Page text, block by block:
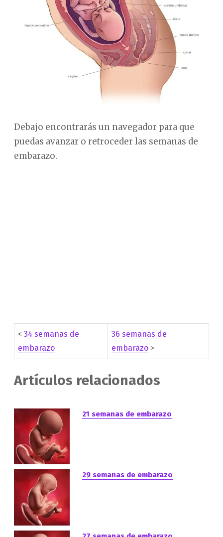
Debajo encontrarás un navegador para que
puedas avanzar o retroceder las semanas de
embarazo.
< 34 semanas de
embarazo
36 semanas de
embarazo>
Artículos relacionados
21 semanas de embarazo
29 semanas de embarazo